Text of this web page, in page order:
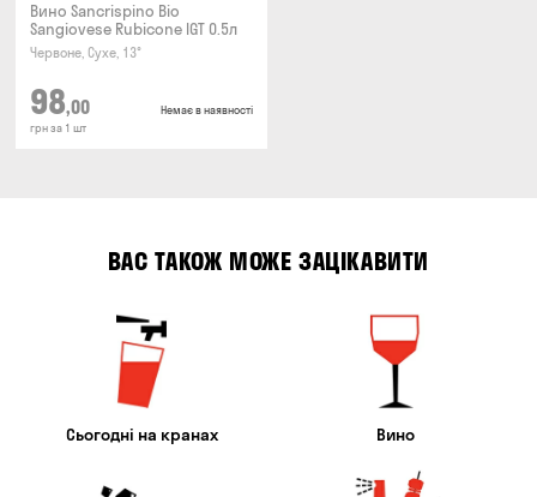
Вино Sancrispino Bio
Sangiovese Rubicone IGT 0.5л
Червоне, Сухе, 13°
98,00
грн за 1 шт
Немає в наявності
ВАС ТАКОЖ МОЖЕ ЗАЦІКАВИТИ
Сьогодні на кранах Вино